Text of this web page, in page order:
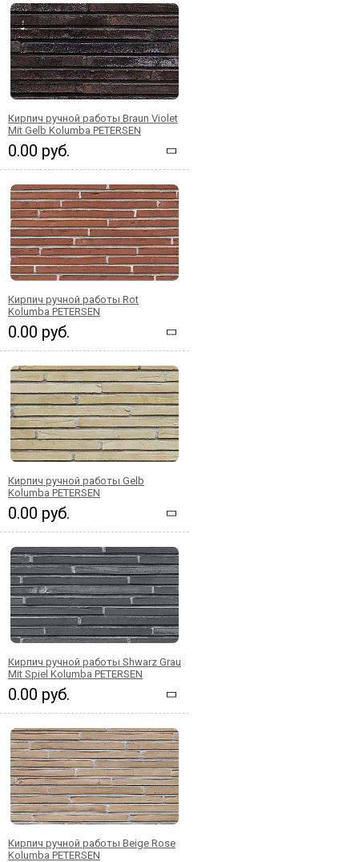
Кирпич ручной работы Braun Violet
Mit Gelb Kolumba PETERSEN
0.00 руб.
Кирпич ручной работы Rot
Kolumba PETERSEN
0.00 руб.
Кирпич ручной работы Gelb
Kolumba PETERSEN
0.00 руб.
Кирпич ручной работы Shwarz Grau
Mit Spiel Kolumba PETERSEN
0.00 руб.
Кирпич ручной работы Beige Rose
Kolumba PETERSEN